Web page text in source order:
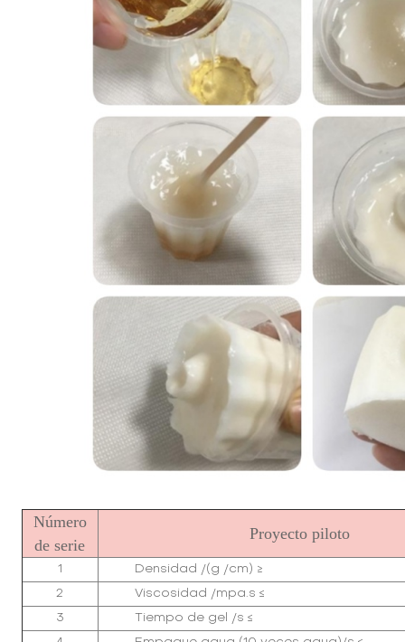
Número
de serie
Proyecto piloto
1 Densidad /(g /cm) ≥
2 Viscosidad /mpa.s ≤
3 Tiempo de gel /s ≤